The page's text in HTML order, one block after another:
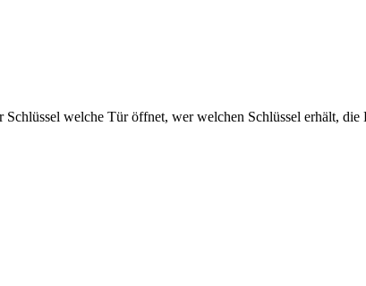
welche Tür öffnet, wer welchen Schlüssel erhält,